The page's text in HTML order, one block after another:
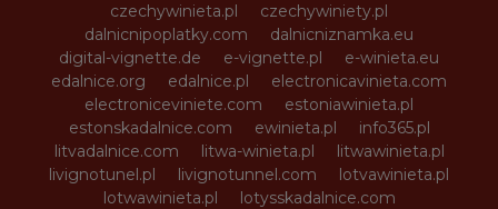
czechywinieta.pl
czechywiniety.pl
dalnicnipoplatky.com
dalnicniznamka.eu
digital-vignette.de
e-vignette.pl
e-winieta.eu
edalnice.org
edalnice.pl
electronicavinieta.com
electroniceviniete.com
estoniawinieta.pl
estonskadalnice.com
ewinieta.pl
info365.pl
litvadalnice.com
litwa-winieta.pl
litwawinieta.pl
livignotunel.pl
livignotunnel.com
lotvawinieta.pl
lotwawinieta.pl
lotysskadalnice.com